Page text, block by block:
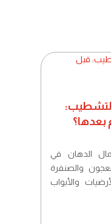
التشطيب:
بعدها؟
الدهان في
والصنفرة
والأبواب